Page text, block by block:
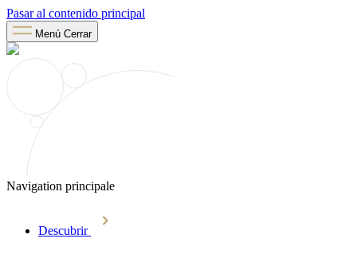
Pasar al contenido principal
Menú Cerrar
Navigation principale
Descubrir